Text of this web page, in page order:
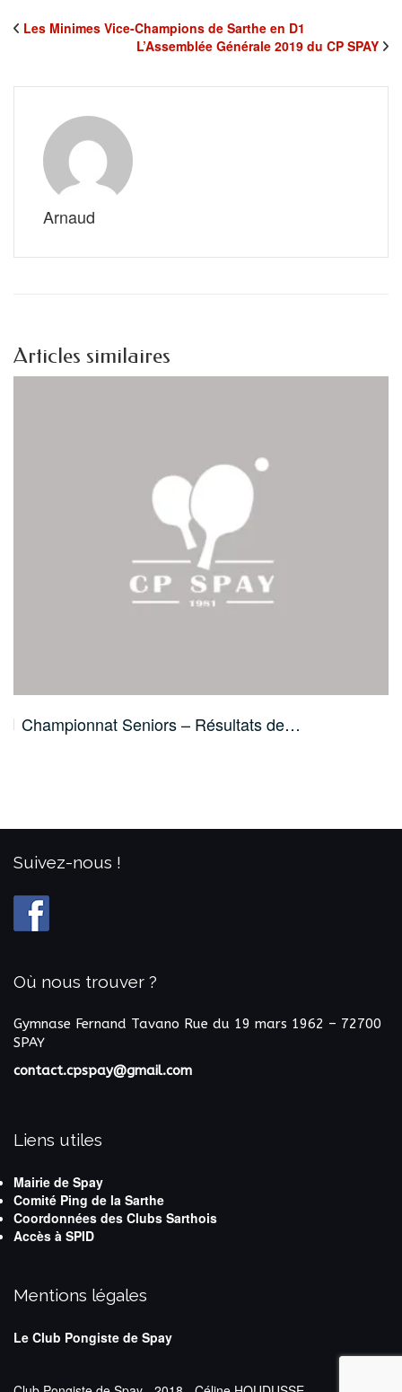
Les Minimes Vice-Champions de Sarthe en D1
L’Assemblée Générale 2019 du CP SPAY
Arnaud
Articles similaires
Championnat Seniors – Résultats de…
Suivez-nous !
Où nous trouver ?
Gymnase Fernand Tavano Rue du 19 mars 1962 – 72700
SPAY
contact.cpspay@gmail.com
Liens utiles
Mairie de Spay
Comité Ping de la Sarthe
Coordonnées des Clubs Sarthois
Accès à SPID
Mentions légales
Le Club Pongiste de Spay